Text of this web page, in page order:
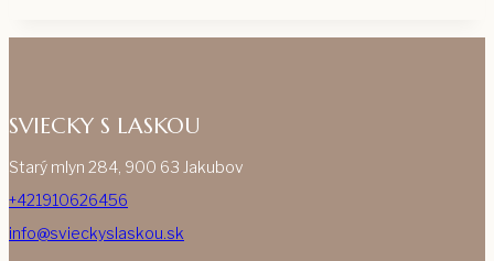
SVIECKY S LASKOU
Starý mlyn 284, 900 63 Jakubov
+421910626456
info@svieckyslaskou.sk